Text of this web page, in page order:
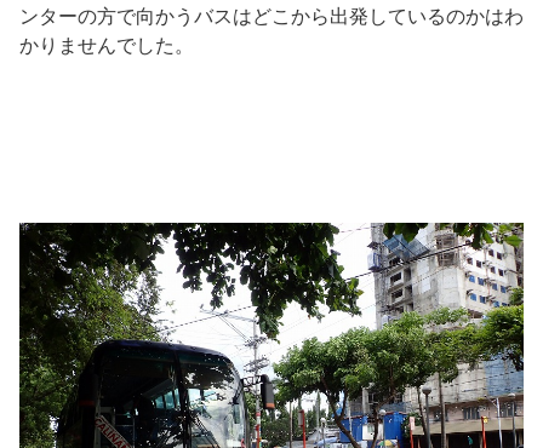
ンターの方で向かうバスはどこから出発しているのかはわ
かりませんでした。